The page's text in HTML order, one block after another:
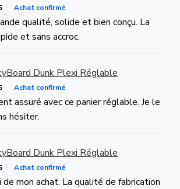
Achat confirmé
qualité, solide et bien conçu. La
et sans accroc.
Dunk Plexi Réglable
Achat confirmé
assuré avec ce panier réglable. Je le
hésiter.
Dunk Plexi Réglable
Achat confirmé
mon achat. La qualité de fabrication